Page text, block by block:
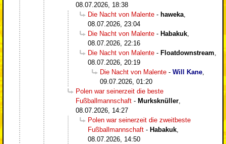
08.07.2026, 18:38
Die Nacht von Malente - haweka
08.07.2026, 23:04
Die Nacht von Malente - Habakuk
08.07.2026, 22:16
Die Nacht von Malente - Floatdownstream
08.07.2026, 20:19
Die Nacht von Malente - Will Kane
09.07.2026, 01:20
Polen war seinerzeit die beste
Fußballmannschaft - Murksknüller
08.07.2026, 14:27
Polen war seinerzeit die zweitbeste
Fußballmannschaft - Habakuk
08.07.2026, 14:50